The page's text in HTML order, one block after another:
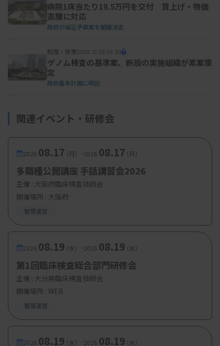
病院1床当たり19.5万円を交付 賃上げ・物価
高騰に対応
政府が補正予算案を閣議決定
制度・政策2025.12.03 05:30
ゲノム検査の基準案、新設の実施組織が素案策
定
政府基本計画に明記
関連イベント・研修会
2026. 08.17（月） -2026. 08.17（月）
多職種公開講座 手話講習会2026
主催 : 大阪府臨床検査技師会
開催場所 : 大阪府
管理運営
2026. 08.19（水） -2026. 08.19（水）
第1回臨床検査総合部門研修会
主催 : 大分県臨床検査技師会
開催場所 : WEB
管理運営
2026. 08.19（水） -2026. 08.19（水）